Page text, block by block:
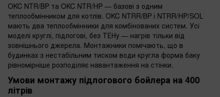
OKC NTR/BP та OKC NTR/HP — базові з одним
теплообмінником для котлів. OKC NTRR/BP і NTRR/HP/SOL
мають два теплообмінники для комбінованих систем. Усі
моделі круглі, підлогові, без ТЕНу — нагрів тільки від
зовнішнього джерела. Монтажники помічають, що в
будинках з нестабільним тиском води кругла форма баку
рівномірніше розподіляє навантаження на стінки.
Умови монтажу підлогового бойлера на 400
літрів